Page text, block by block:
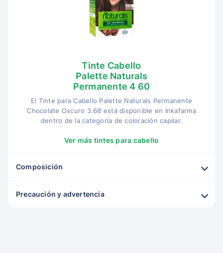
Tinte Cabello
Palette Naturals
Permanente 4 60
El Tinte para Cabello Palette Naturals Permanente
Chocolate Oscuro 3.68 está disponible en Inkafarma
dentro de la categoría de coloración capilar.
Ver más tintes para cabello
Composición
Precaución y advertencia